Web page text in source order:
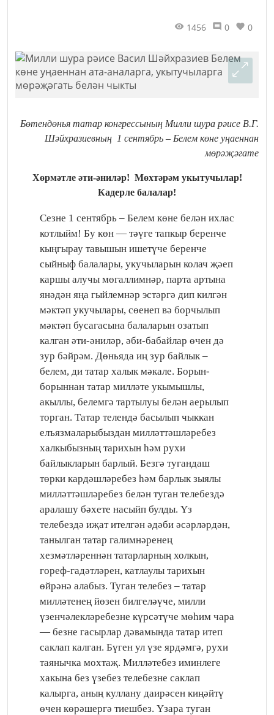
1456 0 0
Бөтендөнья татар конгрессының Милли шура рәисе В.Г.
Шәйхразиевның 1 сентябрь – Белем көне уңаеннан
мөрәҗәгате
Хөрмәтле әти-әниләр! Мөхтәрәм укытучылар!
Кадерле балалар!
Сезне 1 сентябрь – Белем көне белән ихлас
котлыйм! Бу көн — тәүге тапкыр беренче
кыңгырау тавышын ишетүче беренче
сыйныф балалары, укучыларын колач җәеп
каршы алучы мөгаллимнәр, парта артына
янәдән яңа гыйлемнәр эстәргә дип килгән
мәктәп укучылары, сөенеп вә борчылып
мәктәп бусагасына балаларын озатып
калган әти-әниләр, әби-бабайлар өчен дә
зур бәйрәм. Дөньяда иң зур байлык –
белем, ди татар халык мәкале. Борын-
борыннан татар милләте укымышлы,
акыллы, белемгә тартылуы белән аерылып
торган. Татар телендә басылып чыккан
елъязмаларыбыздан милләттәшләребез
халкыбызның тарихын һәм рухи
байлыкларын барлый. Безгә тугандаш
төрки кардәшләребез һәм барлык зыялы
милләттәшләребез белән туган телебездә
аралашу бәхете насыйп булды. Үз
телебездә иҗат ителгән әдәби әсәрләрдән,
танылган татар галимнәренең
хезмәтләреннән татарларның холкын,
гореф-гадәтләрен, катлаулы тарихын
өйрәнә алабыз. Туган телебез – татар
милләтенең йөзен билгеләүче, милли
үзенчәлекләребезне күрсәтүче мөһим чара
— безне гасырлар дәвамында татар итеп
саклап калган. Бүген ул үзе ярдәмгә, рухи
таянычка мохтаҗ. Милләтебез иминлеге
хакына без үзебез телебезне саклап
калырга, аның куллану даирәсен киңәйтү
өчен көрәшергә тиешбез. Үзара туган